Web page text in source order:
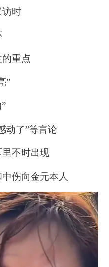
访时
重点
”
动了”等言论
不时出现
伤向金元本人